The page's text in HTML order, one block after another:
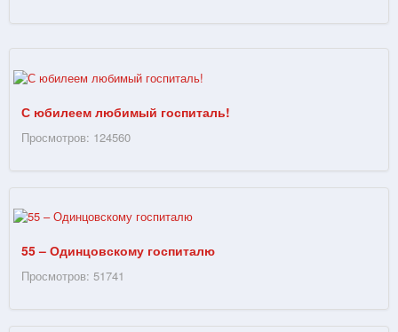
С юбилеем любимый госпиталь!
Просмотров: 124560
55 – Одинцовскому госпиталю
Просмотров: 51741